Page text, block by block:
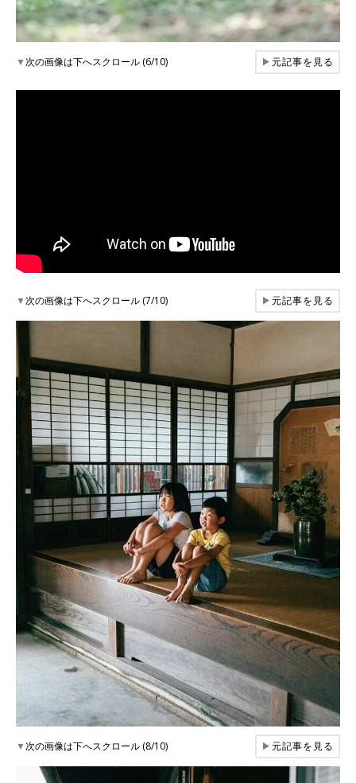
▼次の画像は下へスクロール (6/10) ▶元記事を見る
▼次の画像は下へスクロール (7/10) ▶元記事を見る
▼次の画像は下へスクロール (8/10) ▶元記事を見る